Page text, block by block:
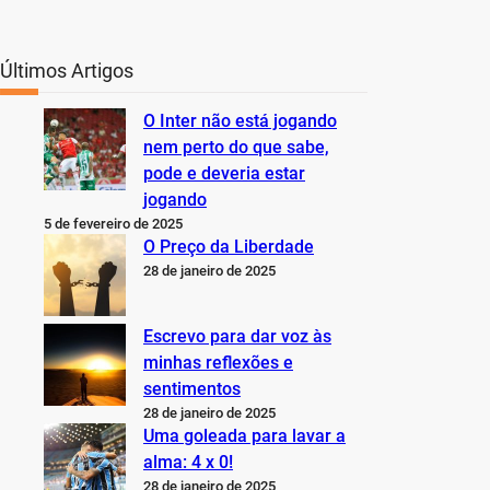
Últimos Artigos
O Inter não está jogando
nem perto do que sabe,
pode e deveria estar
jogando
5 de fevereiro de 2025
O Preço da Liberdade
28 de janeiro de 2025
Escrevo para dar voz às
minhas reflexões e
sentimentos
28 de janeiro de 2025
Uma goleada para lavar a
alma: 4 x 0!
28 de janeiro de 2025